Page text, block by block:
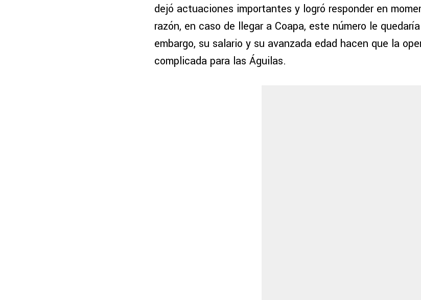
dejó actuaciones importantes y logró responder en
razón, en caso de llegar a Coapa, este número le
embargo, su salario y su avanzada edad hacen que la
complicada para las Águilas.